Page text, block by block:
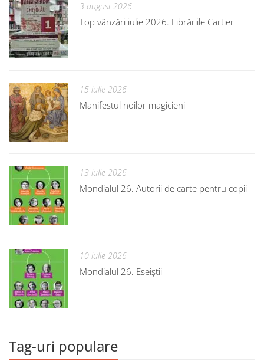
3 august 2026
Top vânzări iulie 2026. Librăriile Cartier
15 iulie 2026
Manifestul noilor magicieni
13 iulie 2026
Mondialul 26. Autorii de carte pentru copii
10 iulie 2026
Mondialul 26. Eseiștii
Tag-uri populare